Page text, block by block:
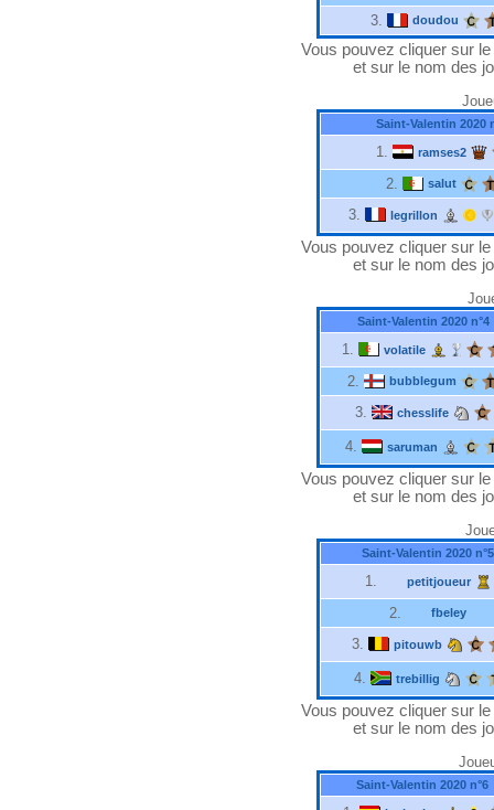
3. doudou
Vous pouvez cliquer sur
et sur le nom des
Saint-Valentin 2020
1. ramses2
2. salut
3. legrillon
Vous pouvez cliquer sur
et sur le nom des
Saint-Valentin 2020 n°4
1. volatile
2. bubblegum
3. chesslife
4. saruman
Vous pouvez cliquer sur
et sur le nom des
Saint-Valentin 2020 n°5
1. petitjoueur
2. fbeley
3. pitouwb
4. trebillig
Vous pouvez cliquer sur
et sur le nom des
Saint-Valentin 2020 n°6